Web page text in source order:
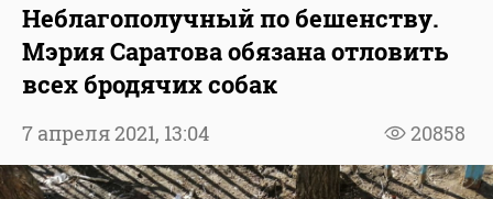
Неблагополучный по бешенству.
Мэрия Саратова обязана отловить
всех бродячих собак
20858
7 апреля 2021, 13:04